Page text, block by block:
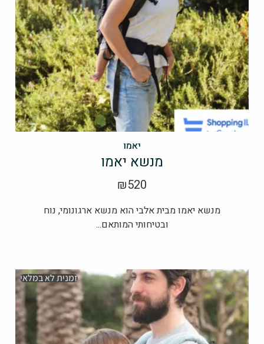
יאמו
מנשא יאמו
₪520
מנשא יאמו מבית אלבי הוא מנשא ארגונומי, נוח
ובטיחותי המותאם...
זמנית לא במלאי